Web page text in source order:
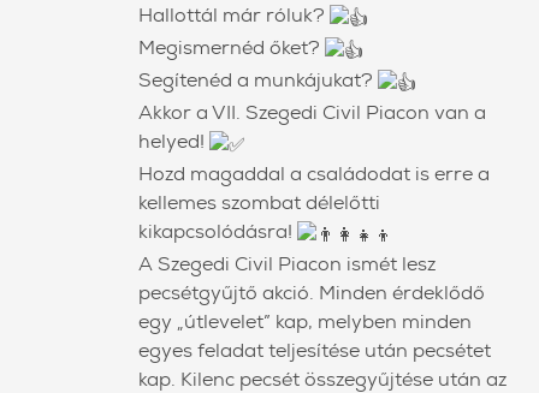
Hallottál már róluk?
Megismernéd őket?
Segítenéd a munkájukat?
Akkor a VII. Szegedi Civil Piacon van a
helyed!
Hozd magaddal a családodat is erre a
kellemes szombat délelőtti
kikapcsolódásra!
A Szegedi Civil Piacon ismét lesz
pecsétgyűjtő akció. Minden érdeklődő
egy „útlevelet” kap, melyben minden
egyes feladat teljesítése után pecsétet
kap. Kilenc pecsét összegyűjtése után az